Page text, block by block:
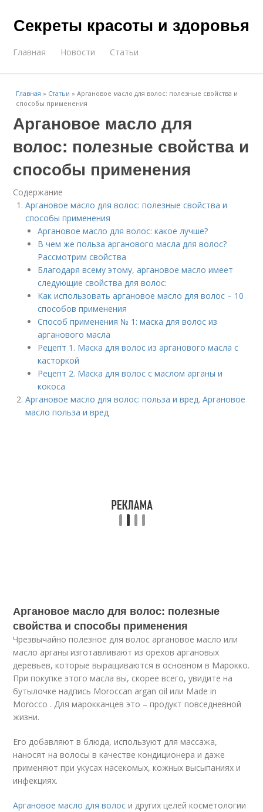
Секреты красоты и здоровья
Главная Новости Статьи
Главная » Статьи »Аргановое масло для волос: полезные свойства и
способы применения
Аргановое масло для
волос: полезные свойства и
способы применения
Содержание
Аргановое масло для волос: полезные свойства и
способы применения
Аргановое масло для волос: какое лучше?
В чем же польза арганового масла для волос?
Рассмотрим свойства
Благодаря всему этому, аргановое масло имеет
следующие свойства для волос:
Как использовать аргановое масло для волос – 10
способов применения
Способ применения № 1: маска для волос из
арганового масла
Рецепт 1. Маска для волос из арганового масла с
касторкой
Рецепт 2. Маска для волос с маслом арганы и
кокоса
Аргановое масло для волос: польза и вред. Аргановое
масло польза и вред
Аргановое масло для волос: полезные
свойства и способы применения
Чрезвычайно полезное для волос аргановое масло или
масло арганы изготавливают из орехов аргановых
деревьев, которые выращиваются в основном в Марокко.
При покупке этого масла вы, скорее всего, увидите на
бутылочке надпись Moroccan argan oil или Made in
Morocco . Для марокканцев это – продукт повседневной
жизни.
Его добавляют в блюда, используют для массажа,
наносят на волосы в качестве кондиционера и даже
применяют при укусах насекомых, кожных высыпаниях и
инфекциях.
Аргановое масло для волос и других целей косметологии